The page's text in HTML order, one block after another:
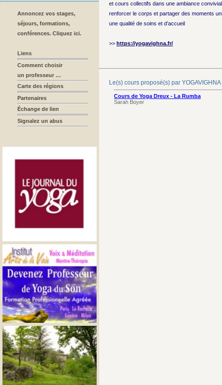
Annoncez vos stages,
séjours, formations,
conférences. Cliquez ici.
Liens
Comment choisir
un professeur …
Carte des régions
Partenaires
Échange de lien
Signalez un abus
et cours collectifs dans une ambiance
renforcer le corps et partager des moments
une qualité de soins et d’accueil
>> https://yogavighna.fr/
Le(s) cours proposé(s) par YOGAVIGHNA
Cours de Yoga Dreux - La Rumba
Sarah Boyer